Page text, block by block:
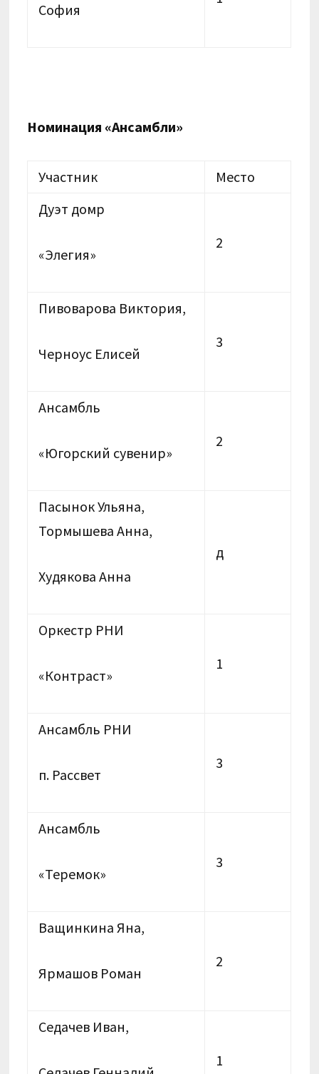
София
Номинация «Ансамбли»
Участник
Место
Дуэт домр
«Элегия»
2
Пивоварова Виктория,
Черноус Елисей
3
Ансамбль
«Югорский сувенир»
2
Пасынок Ульяна,
Тормышева Анна,
Худякова Анна
д
Оркестр РНИ
«Контраст»
1
Ансамбль РНИ
п. Рассвет
3
Ансамбль
«Теремок»
3
Ващинкина Яна,
Ярмашов Роман
2
Седачев Иван,
1